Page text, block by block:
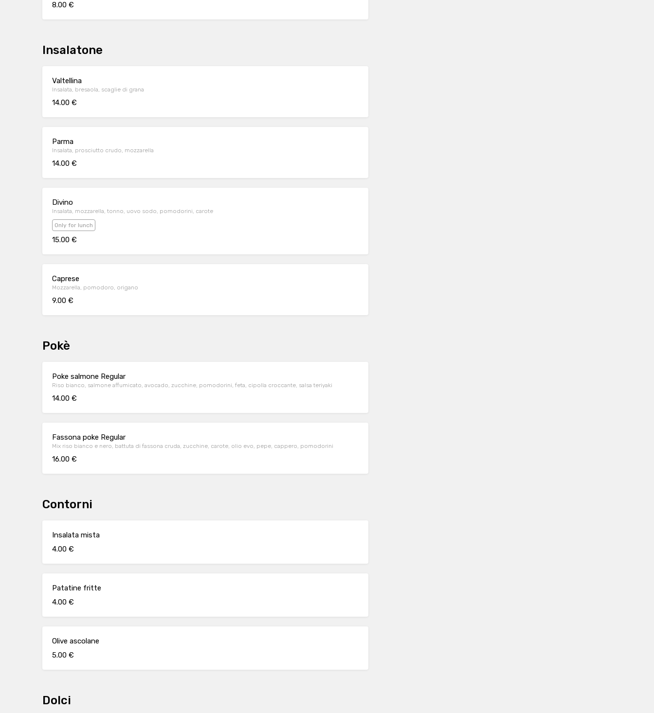
8.00 €
Insalatone
Valtellina
Insalata, bresaola, scaglie di grana
14.00 €
Parma
Insalata, prosciutto crudo, mozzarella
14.00 €
Divino
Insalata, mozzarella, tonno, uovo sodo, pomodorini, carote
Only for lunch
15.00 €
Caprese
Mozzarella, pomodoro, origano
9.00 €
Pokè
Poke salmone Regular
Riso bianco, salmone affumicato, avocado, zucchine, pomodorini, feta, cipolla croccante, salsa teriyaki
14.00 €
Fassona poke Regular
Mix riso bianco e nero, battuta di fassona cruda, zucchine, carote, olio evo, pepe, cappero, pomodorini
16.00 €
Contorni
Insalata mista
4.00 €
Patatine fritte
4.00 €
Olive ascolane
5.00 €
Dolci